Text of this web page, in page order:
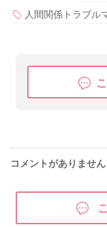
人間関係トラブル
コメントがありません